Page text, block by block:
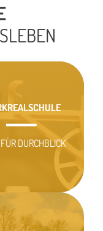
DURCHBLICK